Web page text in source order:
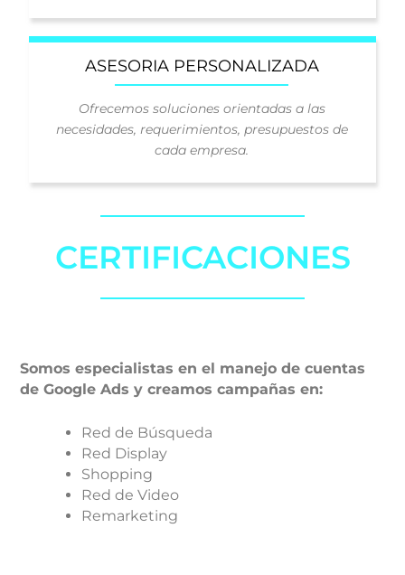
ASESORIA PERSONALIZADA
Ofrecemos soluciones orientadas a las
necesidades, requerimientos, presupuestos de
cada empresa.
CERTIFICACIONES
Somos especialistas en el manejo de cuentas
de Google Ads y creamos campañas en:
Red de Búsqueda
Red Display
Shopping
Red de Video
Remarketing